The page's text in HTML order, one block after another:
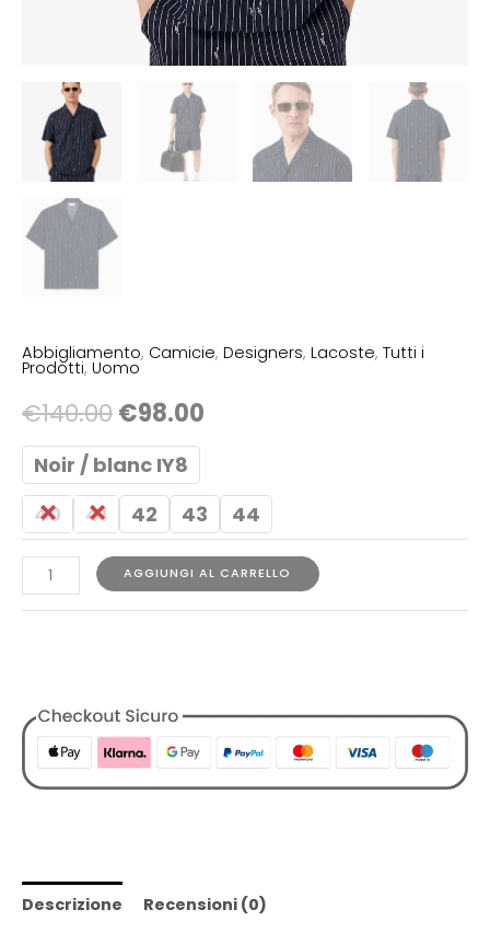
Abbigliamento, Camicie, Designers, Lacoste, Tutti i
Prodotti, Uomo
€140.00€98.00
Noir / blanc IY8
40
41 42 43 44
AGGIUNGI AL CARRELLO
Descrizione Recensioni (0)